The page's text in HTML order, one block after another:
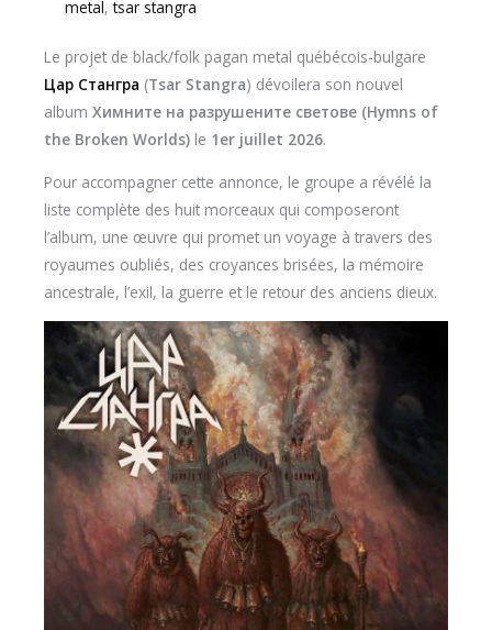
metal,tsar stangra
Le projet de black/folk pagan metal québécois-bulgare
Цар Стангра (Tsar Stangra) dévoilera son nouvel
album Химните на разрушените светове (Hymns of
the Broken Worlds) le 1er juillet 2026.
Pour accompagner cette annonce, le groupe a révélé la
liste complète des huit morceaux qui composeront
l’album, une œuvre qui promet un voyage à travers des
royaumes oubliés, des croyances brisées, la mémoire
ancestrale, l’exil, la guerre et le retour des anciens dieux.